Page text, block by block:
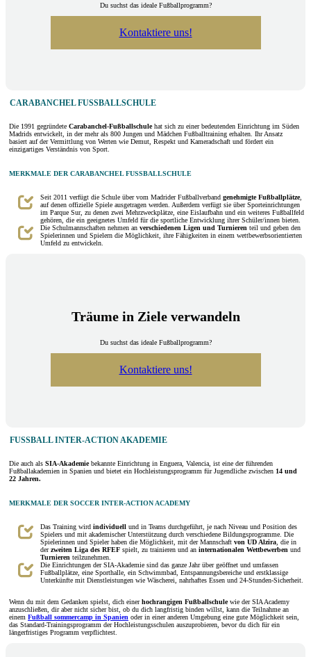
Du suchst das ideale Fußballprogramm?
Kontaktiere uns!
CARABANCHEL FUSSBALLSCHULE
Die 1991 gegründete Carabanchel-Fußballschulehat sich zu einer bedeutenden Einrichtung im Süden
Madrids entwickelt, in der mehr als 800 Jungen und Mädchen Fußballtraining erhalten. Ihr Ansatz
basiert auf der Vermittlung von Werten wie Demut, Respekt und Kameradschaft und fördert ein
einzigartiges Verständnis von Sport.
MERKMALE DER CARABANCHEL FUSSBALLSCHULE
Seit 2011 verfügt die Schule über vom Madrider Fußballverband genehmigte Fußballplätze,
auf denen offizielle Spiele ausgetragen werden. Außerdem verfügt sie über Sporteinrichtungen
im Parque Sur, zu denen zwei Mehrzweckplätze, eine Eislaufbahn und ein weiteres Fußballfeld
gehören, die ein geeignetes Umfeld für die sportliche Entwicklung ihrer Schüler/innen bieten.
Die Schulmannschaften nehmen an verschiedenen Ligen und Turnieren teil und geben den
Spielerinnen und Spielern die Möglichkeit, ihre Fähigkeiten in einem wettbewerbsorientierten
Umfeld zu entwickeln.
Träume in Ziele verwandeln
Du suchst das ideale Fußballprogramm?
Kontaktiere uns!
FUSSBALL INTER-ACTION AKADEMIE
Die auch als SIA-Akademiebekannte Einrichtung in Enguera, Valencia, ist eine der führenden
Fußballakademien in Spanien und bietet ein Hochleistungsprogramm für Jugendliche zwischen 14 und
22 Jahren.
MERKMALE DER SOCCER INTER-ACTION ACADEMY
Das Training wird individuell und in Teams durchgeführt, je nach Niveau und Position des
Spielers und mit akademischer Unterstützung durch verschiedene Bildungsprogramme. Die
Spielerinnen und Spieler haben die Möglichkeit, mit der Mannschaft von UD Alzira , die in
derzweiten Liga des RFEF spielt, zu trainieren und an internationalen Wettbewerben und
Turnieren teilzunehmen.
Die Einrichtungen der SIA-Akademie sind das ganze Jahr über geöffnet und umfassen
Fußballplätze, eine Sporthalle, ein Schwimmbad, Entspannungsbereiche und erstklassige
Unterkünfte mit Dienstleistungen wie Wäscherei, nahrhaftes Essen und 24-Stunden-Sicherheit.
Wenn du mit dem Gedanken spielst, dich einerhochrangigen Fußballschulewie der SIA Academy
anzuschließen, dir aber nicht sicher bist, ob du dich langfristig binden willst, kann die Teilnahme an
einem Fußball sommercamp in Spanien oder in einer anderen Umgebung eine gute Möglichkeit sein,
das Standard-Trainingsprogramm der Hochleistungsschulen auszuprobieren, bevor du dich für ein
längerfristiges Programm verpflichtest.